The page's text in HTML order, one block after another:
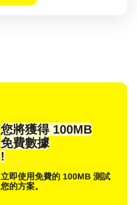
您將獲得 100MB
免費數據
!
立即使用免費的 100MB 測試
您的方案。